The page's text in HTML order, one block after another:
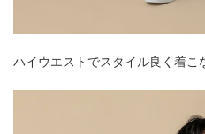
ハイウエストでスタイル良く着こ